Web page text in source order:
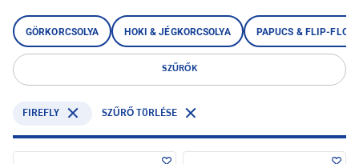
GÖRKORCSOLYA HOKI & JÉGKORCSOLYA PAPUCS & FLIP-FLOP
SZŰRŐK
FIREFLY SZŰRŐ TÖRLÉSE